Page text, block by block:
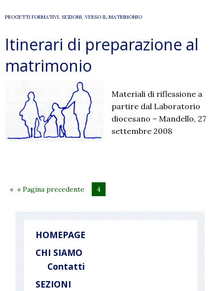
PROGETTI FORMATIVI, SEZIONI, VERSO IL MATRIMONIO
Itinerari di preparazione al
matrimonio
Materiali di riflessione a
partire dal Laboratorio
diocesano – Mandello, 27
settembre 2008
« Pagina precedente 4
HOMEPAGE
CHI SIAMO
Contatti
SEZIONI